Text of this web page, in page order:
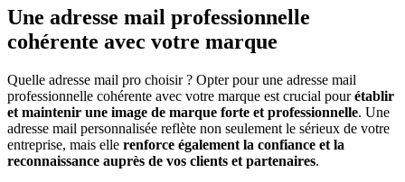
Une adresse mail professionnelle
cohérente avec votre marque
Quelle adresse mail pro choisir ? Opter pour une adresse mail
professionnelle cohérente avec votre marque est crucial pourétablir
et maintenir une image de marque forte et professionnelle. Une
adresse mail personnalisée reflète non seulement le sérieux de votre
entreprise, mais elle renforce également la confiance et la
reconnaissance auprès de vos clients et partenaires.